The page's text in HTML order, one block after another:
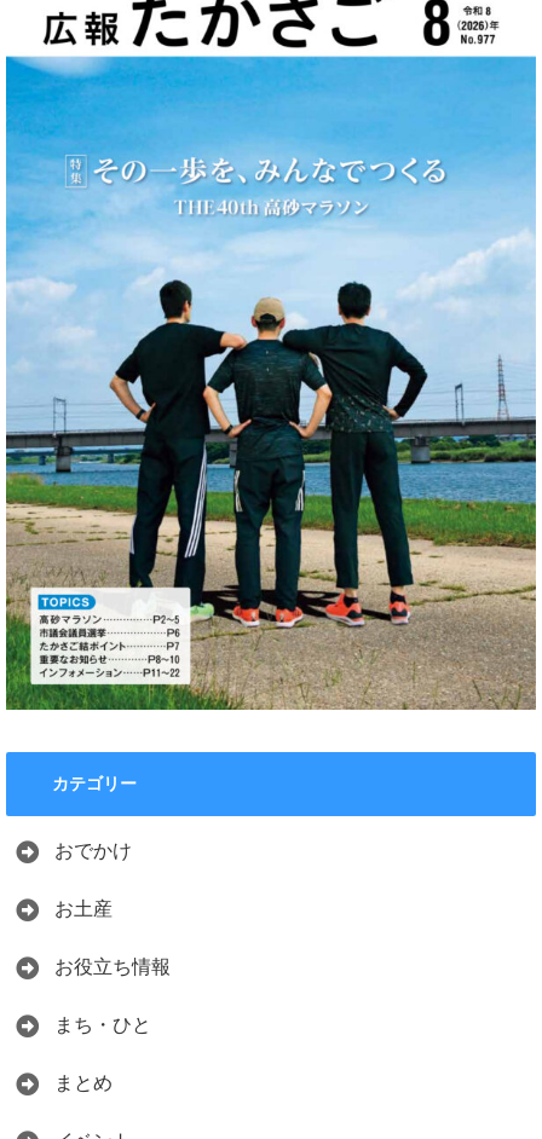
カテゴリー
おでかけ
お土産
お役立ち情報
まち・ひと
まとめ